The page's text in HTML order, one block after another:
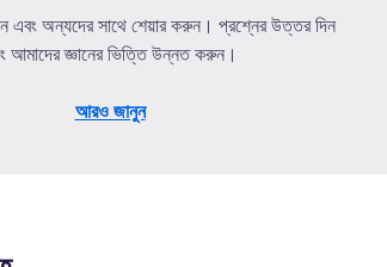
এবং অন্যদের সাথে শেয়ার করুন। প্রশ্নের উত্তর দিন
আমাদের জ্ঞানের ভিত্তি উন্নত করুন।
আরও জানুন